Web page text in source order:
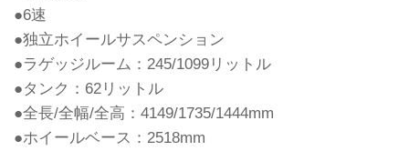
●6速
●独立ホイールサスペンション
●ラゲッジルーム：245/1099リットル
●タンク：62リットル
●全長/全幅/全高：4149/1735/1444mm
●ホイールベース：2518mm